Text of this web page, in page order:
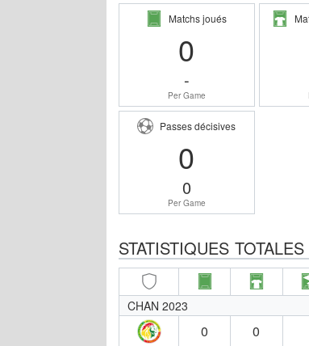
Matchs joués
0
-
Per Game
Passes décisives
0
0
Per Game
STATISTIQUES TOTALES
CHAN 2023
0 0